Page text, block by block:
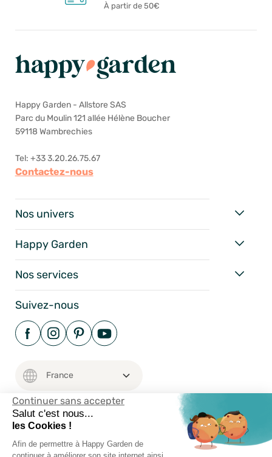
Continuer sans accepter
Salut c'est nous...
les Cookies !
Afin de permettre à Happy Garden de
À partir de 50€
Happy Garden - Allstore SAS
Parc du Moulin 121 allée Hélène Boucher
59118 Wambrechies
Tel: +33 3.20.26.75.67
Contactez-nous
Nos univers
Happy Garden
Nos services
Suivez-nous
Conditions Générales